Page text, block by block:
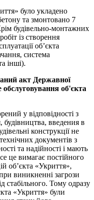
було укладено
та змонтовано 7
будівельно-монтажних
із створення
об’єкта
система
інші).
акт Державної
обслуговування об'єкта
у відповідності з
введения в
конструкції не
документів з
та надійності і мають
це вимагає постійного
об’єкта «Укриття»,
виникненні загрози
стабільного. Тому одразу
«Укриття» були